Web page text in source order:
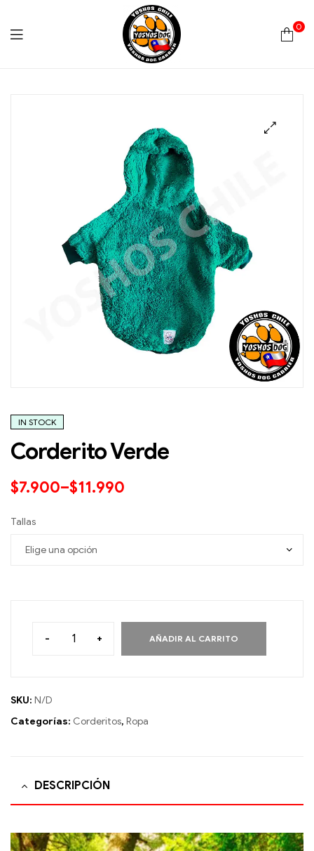
0
IN STOCK
Corderito Verde
$7.900–$11.990
Tallas
- + AÑADIR AL CARRITO
SKU: N/D
Categorías: Corderitos, Ropa
DESCRIPCIÓN